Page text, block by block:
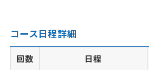
コース日程詳細
回数 日程